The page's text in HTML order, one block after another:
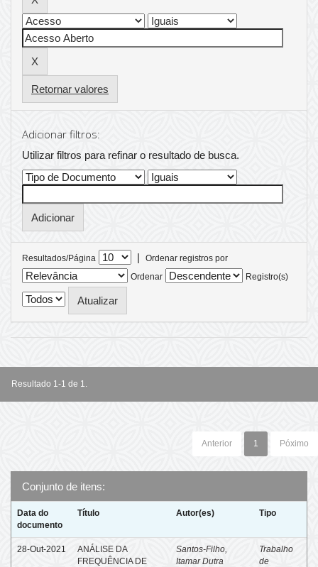
Retornar valores
Adicionar filtros:
Utilizar filtros para refinar o resultado de busca.
Resultados/Página |
Ordenar registros por
Ordenar
Registro(s)
Resultado 1-1 de 1.
Anterior 1 Póximo
Conjunto de itens:
Data do
documento
Título Autor(es) Tipo
28-Out-2021
ANÁLISE DA
FREQUÊNCIA DE
Santos-Filho,
Itamar Dutra
Trabalho
de